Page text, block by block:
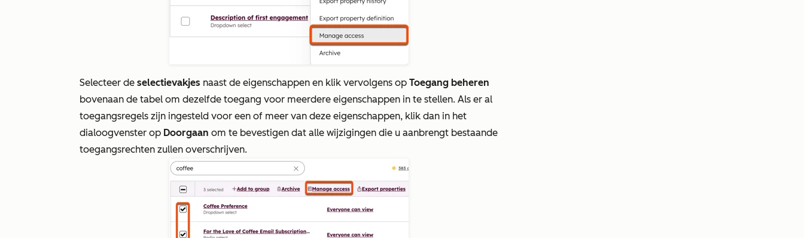
Selecteer de selectievakjes naast de eigenschappen en klik vervolgens op Toegang beheren
bovenaan de tabel om dezelfde toegang voor meerdere eigenschappen in te stellen. Als er al
toegangsregels zijn ingesteld voor een of meer van deze eigenschappen, klik dan in het
dialoogvenster op Doorgaan om te bevestigen dat alle wijzigingen die u aanbrengt bestaande
toegangsrechten zullen overschrijven.